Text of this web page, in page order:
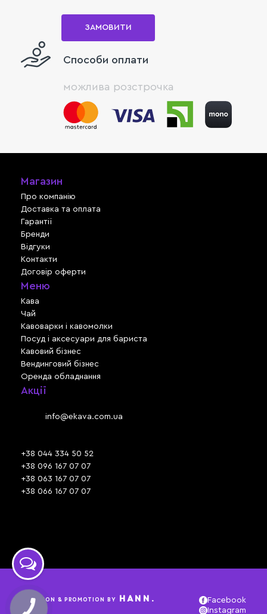
ЗАМОВИТИ
Способи оплати
можлива розстрочка
Магазин
Про компанію
Доставка та оплата
Гарантії
Бренди
Відгуки
Контакти
Договір оферти
Меню
Кава
Чай
Кавоварки і кавомолки
Посуд і аксесуари для бариста
Кавовий бізнес
Вендинговий бізнес
Оренда обладнання
Акції
info@ekava.com.ua
+38 044 334 50 52
+38 096 167 07 07
+38 063 167 07 07
+38 066 167 07 07
CREATION & PROMOTION BY HANN.
Facebook
Instagram